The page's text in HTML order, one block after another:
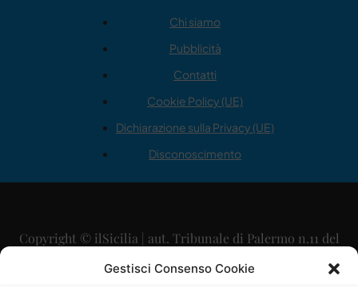
Gestisci Consenso Cookie
Chi siamo
Pubblicità
Contatti
Cookie Policy (UE)
Dichiarazione sulla Privacy (UE)
Disconoscimento
Copyright © ilSicilia | aut. Tribunale di Palermo n.11 del
29/09/2015